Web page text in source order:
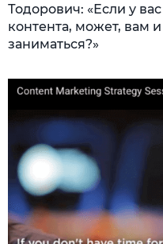
Тодорович: «Если у
контента, может, вам
заниматься?»